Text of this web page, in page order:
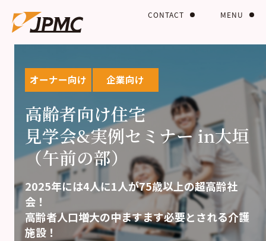
MENU
CONTACT
オーナー向け 企業向け
高齢者向け住宅
見学会&実例セミナー in大垣
（午前の部）
2025年には4人に1人が75歳以上の超高齢社
会！
高齢者人口増大の中ますます必要とされる介護
施設！